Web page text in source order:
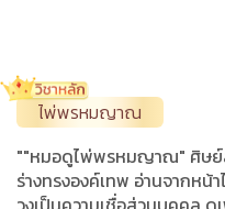
ไพ่พรหมญาณ
""หมอดูไพ่พรหมญาณ" ศิษ
ร่างทรงองค์เทพ อ่านจากห